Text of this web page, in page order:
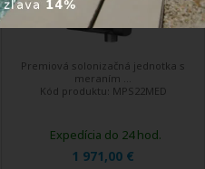
Premiová solonizačná jednotka s
meraním ...
Kód produktu: MPS22MED
1 971,00 €
Expedícia do 24 hod.